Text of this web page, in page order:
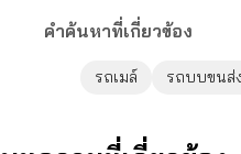
คำค้นหาที่เกี่ยวข้อง
รถเมล์ รถบบขนส่